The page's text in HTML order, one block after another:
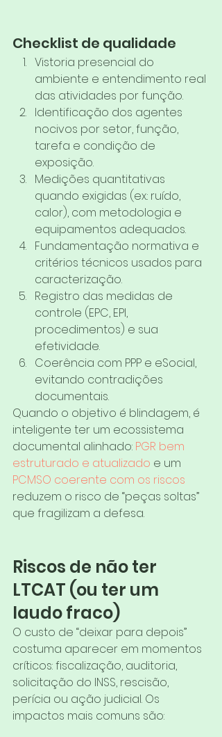
Checklist de qualidade
Vistoria presencial do
ambiente e entendimento real
das atividades por função.
Identificação dos agentes
nocivos por setor, função,
tarefa e condição de
exposição.
Medições quantitativas
quando exigidas (ex.: ruído,
calor), com metodologia e
equipamentos adequados.
Fundamentação normativa e
critérios técnicos usados para
caracterização.
Registro das medidas de
controle (EPC, EPI,
procedimentos) e sua
efetividade.
Coerência com PPP e eSocial,
evitando contradições
documentais.
Quando o objetivo é blindagem, é
inteligente ter um ecossistema
documental alinhado: PGR bem
estruturado e atualizado e um
PCMSO coerente com os riscos
reduzem o risco de “peças soltas”
que fragilizam a defesa.
Riscos de não ter
LTCAT (ou ter um
laudo fraco)
O custo de “deixar para depois”
costuma aparecer em momentos
críticos: fiscalização, auditoria,
solicitação do INSS, rescisão,
perícia ou ação judicial. Os
impactos mais comuns são: